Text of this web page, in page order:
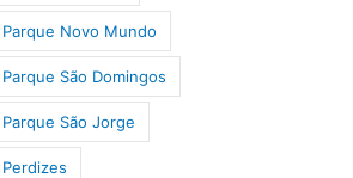
Novo Mundo
São Domingos
São Jorge